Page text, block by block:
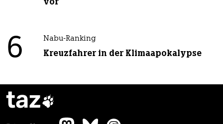
6 Nabu-Ranking
Kreuzfahrer in der Klimaapokalypse
taz